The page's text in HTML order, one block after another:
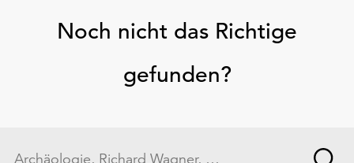
Noch nicht das Richtige
gefunden?